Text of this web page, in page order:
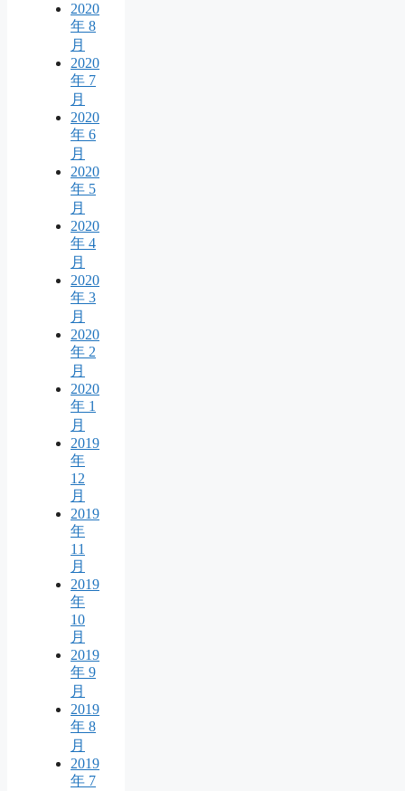
2020
年 8
月
2020
年 7
月
2020
年 6
月
2020
年 5
月
2020
年 4
月
2020
年 3
月
2020
年 2
月
2020
年 1
月
2019
年
12
月
2019
年
11
月
2019
年
10
月
2019
年 9
月
2019
年 8
月
2019
年 7